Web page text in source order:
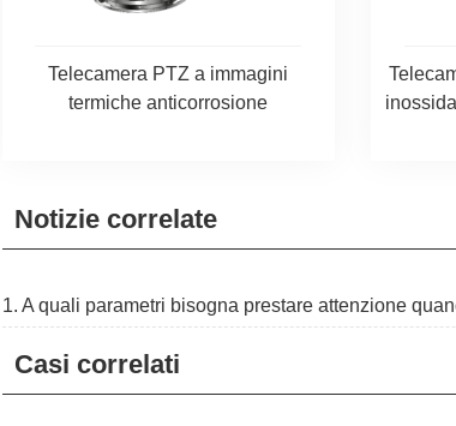
Telecamera PTZ a immagini
termiche anticorrosione
Notizie correlate
1. A quali parametri bisogna prestare attenzione
Casi correlati